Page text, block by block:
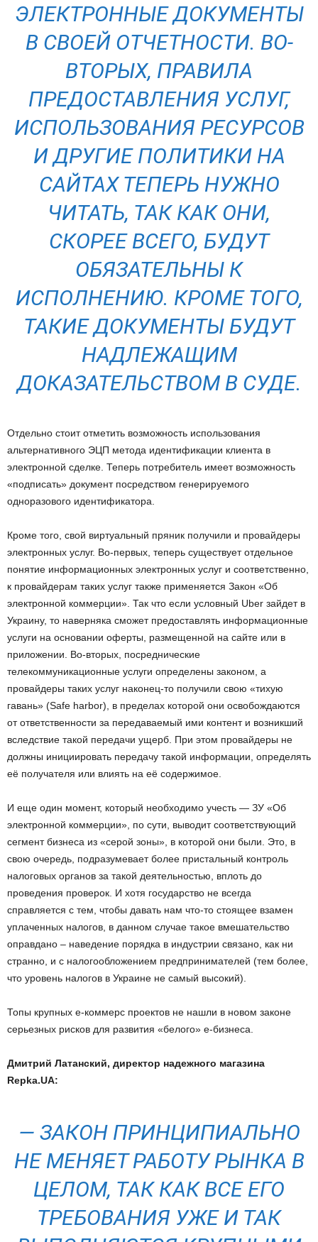
ЭЛЕКТРОННЫЕ ДОКУМЕНТЫ
В СВОЕЙ ОТЧЕТНОСТИ. ВО-
ВТОРЫХ, ПРАВИЛА
ПРЕДОСТАВЛЕНИЯ УСЛУГ,
ИСПОЛЬЗОВАНИЯ РЕСУРСОВ
И ДРУГИЕ ПОЛИТИКИ НА
САЙТАХ ТЕПЕРЬ НУЖНО
ЧИТАТЬ, ТАК КАК ОНИ,
СКОРЕЕ ВСЕГО, БУДУТ
ОБЯЗАТЕЛЬНЫ К
ИСПОЛНЕНИЮ. КРОМЕ ТОГО,
ТАКИЕ ДОКУМЕНТЫ БУДУТ
НАДЛЕЖАЩИМ
ДОКАЗАТЕЛЬСТВОМ В СУДЕ.
Отдельно стоит отметить возможность использования
альтернативного ЭЦП метода идентификации клиента в
электронной сделке. Теперь потребитель имеет возможность
«подписать» документ посредством генерируемого
одноразового идентификатора.
Кроме того, свой виртуальный пряник получили и провайдеры
электронных услуг. Во-первых, теперь существует отдельное
понятие информационных электронных услуг и соответственно,
к провайдерам таких услуг также применяется Закон «Об
электронной коммерции». Так что если условный Uber зайдет в
Украину, то наверняка сможет предоставлять информационные
услуги на основании оферты, размещенной на сайте или в
приложении. Во-вторых, посреднические
телекоммуникационные услуги определены законом, а
провайдеры таких услуг наконец-то получили свою «тихую
гавань» (Safe harbor), в пределах которой они освобождаются
от ответственности за передаваемый ими контент и возникший
вследствие такой передачи ущерб. При этом провайдеры не
должны инициировать передачу такой информации, определять
её получателя или влиять на её содержимое.
И еще один момент, который необходимо учесть — ЗУ «Об
электронной коммерции», по сути, выводит соответствующий
сегмент бизнеса из «серой зоны», в которой они были. Это, в
свою очередь, подразумевает более пристальный контроль
налоговых органов за такой деятельностью, вплоть до
проведения проверок. И хотя государство не всегда
справляется с тем, чтобы давать нам что-то стоящее взамен
уплаченных налогов, в данном случае такое вмешательство
оправдано – наведение порядка в индустрии связано, как ни
странно, и с налогообложением предпринимателей (тем более,
что уровень налогов в Украине не самый высокий).
Топы крупных е-коммерс проектов не нашли в новом законе
серьезных рисков для развития «белого» е-бизнеса.
Дмитрий Латанский, директор надежного магазина
Repka.UA:
— ЗАКОН ПРИНЦИПИАЛЬНО
НЕ МЕНЯЕТ РАБОТУ РЫНКА В
ЦЕЛОМ, ТАК КАК ВСЕ ЕГО
ТРЕБОВАНИЯ УЖЕ И ТАК